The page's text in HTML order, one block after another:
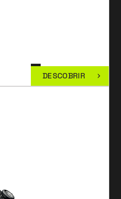
DESCOBRIR